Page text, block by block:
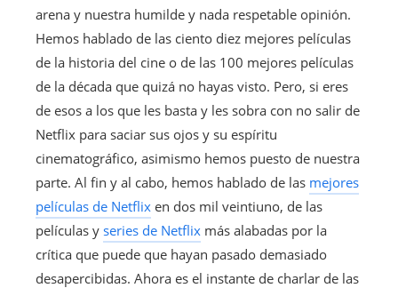
arena y nuestra humilde y nada respetable opinión.
Hemos hablado de las ciento diez mejores películas
de la historia del cine o de las 100 mejores películas
de la década que quizá no hayas visto. Pero, si eres
de esos a los que les basta y les sobra con no salir de
Netflix para saciar sus ojos y su espíritu
cinematográfico, asimismo hemos puesto de nuestra
parte. Al fin y al cabo, hemos hablado de las mejores
películas de Netflix en dos mil veintiuno, de las
películas y series de Netflix más alabadas por la
crítica que puede que hayan pasado demasiado
desapercibidas. Ahora es el instante de charlar de las